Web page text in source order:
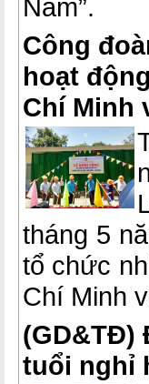
Nam”.
Công
hoạt
Chí Minh
tháng 5
tổ chức
Chí Minh
(GD&TĐ)
tuổi nghỉ